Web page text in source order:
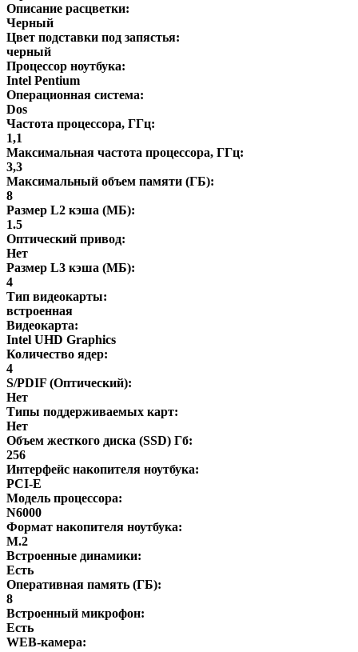
Описание расцветки:
Черный
Цвет подставки под запястья:
черный
Процессор ноутбука:
Intel Pentium
Операционная система:
Dos
Частота процессора, ГГц:
1,1
Максимальная частота процессора, ГГц:
3,3
Максимальный объем памяти (ГБ):
8
Размер L2 кэша (МБ):
1.5
Оптический привод:
Нет
Размер L3 кэша (МБ):
4
Тип видеокарты:
встроенная
Видеокарта:
Intel UHD Graphics
Количество ядер:
4
S/PDIF (Оптический):
Нет
Типы поддерживаемых карт:
Нет
Объем жесткого диска (SSD) Гб:
256
Интерфейс накопителя ноутбука:
PCI-E
Модель процессора:
N6000
Формат накопителя ноутбука:
M.2
Встроенные динамики:
Есть
Оперативная память (ГБ):
8
Встроенный микрофон:
Есть
WEB-камера: